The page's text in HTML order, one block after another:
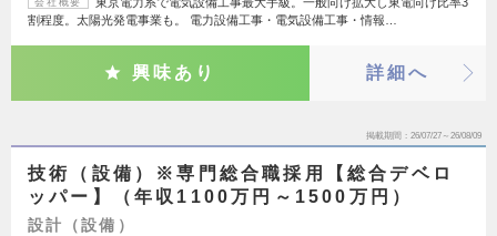
会社概要
割程度。太陽光発電事業も。 電力設備工事・電気設備工事・情報…
興味あり 詳細へ
掲載期間 26/07/27～26/08/09
技術（設備）※専門総合職採用【総合デベロ
ッパー】（年収1100万円～1500万円）
設計（設備）